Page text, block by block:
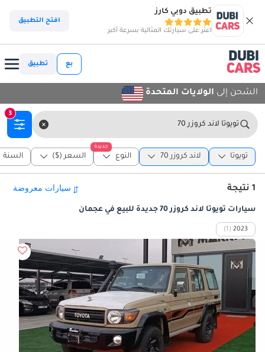
تطبيق دوبي كارز
اعثر على سيارتك المثالية بسرعة أكبر
افتح التطبيق
بع تطبيق
الشحن إلى الولايات المتحدة
تويوتا لاند كروزر 70
3
تويوتا لاند كروزر 70
جديدة
النوع السعر ($) السنة
1 نتيجة
سيارات تويوتا لاند كروزر 70 جديدة للبيع في عجمان
2023
(1)